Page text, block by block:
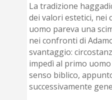
La tradizione
dei valori estetici, nei
uomo pareva una
nei confronti di
svantaggio:
impedì al primo
senso biblico,
successivamente